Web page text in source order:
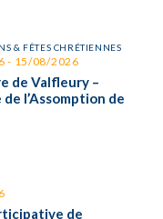
& FÊTES CHRÉTIENNES
- 15/08/2026
de Valfleury –
l’Assomption de
de